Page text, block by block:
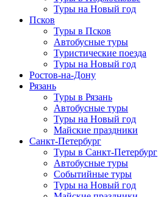
Туры на Новый год
Псков
Туры в Псков
Автобусные туры
Туристические поезда
Туры на Новый год
Ростов-на-Дону
Рязань
Туры в Рязань
Автобусные туры
Туры на Новый год
Майские праздники
Санкт-Петербург
Туры в Санкт-Петербург
Автобусные туры
Событийные туры
Туры на Новый год